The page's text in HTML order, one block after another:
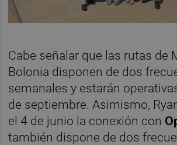
Cabe señalar que las rutas de
Bolonia disponen de dos
semanales y estarán
de septiembre. Asimismo,
el 4 de junio la conexión con
también dispone de dos